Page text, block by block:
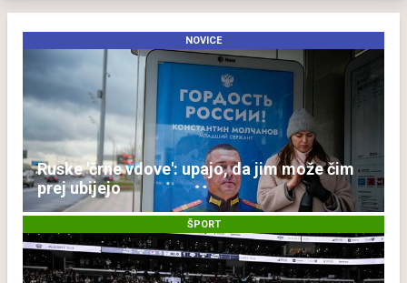
NOVICE
Ruske 'črne vdove': upajo, da jim može čim
prej ubijejo
ŠPORT